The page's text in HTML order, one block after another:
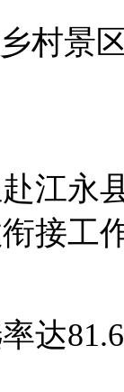
村景
江永
接工
达